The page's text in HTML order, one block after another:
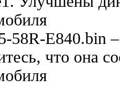
58R-E840.bin
что она